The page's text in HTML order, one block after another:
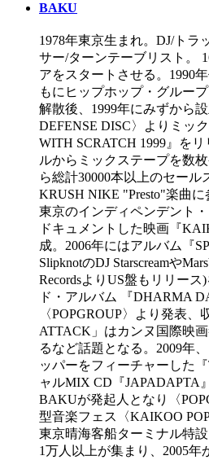
BAKU
1978年東京生まれ。DJ/トラ
サー/ターンテーブリスト。
アをスタートさせる。1990
もにヒップホップ・グルー
解散後、1999年にみずから
DEFENSE DISC〉よりミッ
WITH SCRATCH 1999』を
ルからミックステープを数
ら総計30000本以上のセール
KRUSH NIKE "Presto"楽曲
東京のインディペンデント
ドキュメントした映画『
成。2006年にはアルバム『
SlipknotのDJ Starscreamや
RecordsよりUS盤もリリース
ド・アルバム 『DHARMA
〈POPGROUP〉より発表
ATTACK」はカンヌ国際映
るなど話題となる。2009年
ッパーをフィーチャーした
ャルMIX CD『JAPADAPTA
BAKUが発起人となり〈
型音楽フェス〈KAIKOO
東京晴海客船ターミナル特
1万人以上が集まり、2005年